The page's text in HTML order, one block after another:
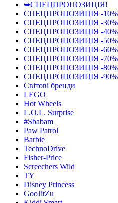
➥СПЕЦПРОПОЗИЦІЯ!
СПЕЦПРОПОЗИЦІЯ -10%
СПЕЦПРОПОЗИЦІЯ -30%
СПЕЦПРОПОЗИЦІЯ -40%
СПЕЦПРОПОЗИЦІЯ -50%
СПЕЦПРОПОЗИЦІЯ -60%
СПЕЦПРОПОЗИЦІЯ -70%
СПЕЦПРОПОЗИЦІЯ -80%
СПЕЦПРОПОЗИЦІЯ -90%
Світові бренди
LEGO
Hot Wheels
L.O.L. Surprise
#Sbabam
Paw Patrol
Barbie
TechnoDrive
Fisher-Price
Screechers Wild
TY
Disney Princess
GooJitZu